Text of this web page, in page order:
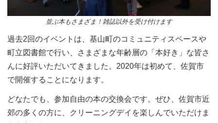
並ぶ本もさまざま！雑誌以外を受け付けます
過去2回のイベントは、基山町のコミュニティスペースや
町立図書館で行い、さまざまな年齢層の「本好き」な皆さ
んに好評いただいてきました。2020年は初めて、佐賀市
で開催することになります。
どなたでも、参加自由の本の交換会です。ぜひ、佐賀市近
郊の多くの方に、クリーニングデイを楽しんでいただけま